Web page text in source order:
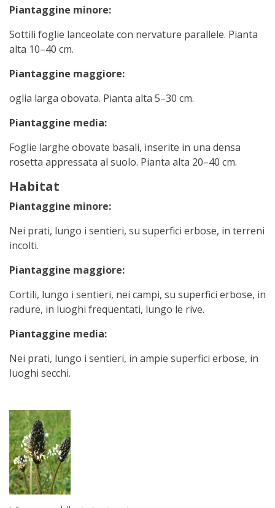
Piantaggine minore:
Sottili foglie lanceolate con nervature parallele. Pianta
alta 10–40 cm.
Piantaggine maggiore:
oglia larga obovata. Pianta alta 5–30 cm.
Piantaggine media:
Foglie larghe obovate basali, inserite in una densa
rosetta appressata al suolo. Pianta alta 20–40 cm.
Habitat
Piantaggine minore:
Nei prati, lungo i sentieri, su superfici erbose, in terreni
incolti.
Piantaggine maggiore:
Cortili, lungo i sentieri, nei campi, su superfici erbose, in
radure, in luoghi frequentati, lungo le rive.
Piantaggine media:
Nei prati, lungo i sentieri, in ampie superfici erbose, in
luoghi secchi.